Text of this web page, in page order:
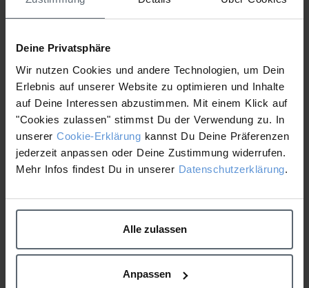
Deine Privatsphäre
Wir nutzen Cookies und andere Technologien, um Dein
Erlebnis auf unserer Website zu optimieren und Inhalte
auf Deine Interessen abzustimmen. Mit einem Klick auf
"Cookies zulassen" stimmst Du der Verwendung zu. In
unserer Cookie-Erklärung kannst Du Deine Präferenzen
jederzeit anpassen oder Deine Zustimmung widerrufen.
Mehr Infos findest Du in unserer Datenschutzerklärung.
Alle zulassen
Anpassen